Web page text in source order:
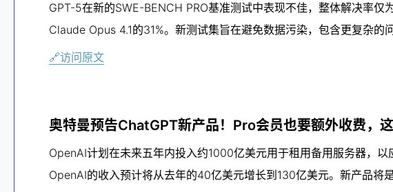
GPT-5在新的SWE-BENCH PRO基准测试中表现不佳，整体解决率
Claude Opus 4.1的31%。新测试集旨在避免数据污染，包含更复杂的
🔗访问原文
奥特曼预告ChatGPT新产品！Pro会员也要额外收费，
OpenAI计划在未来五年内投入约1000亿美元用于租用备用服务器，
OpenAI的收入预计将从去年的40亿美元增长到130亿美元。新产品将